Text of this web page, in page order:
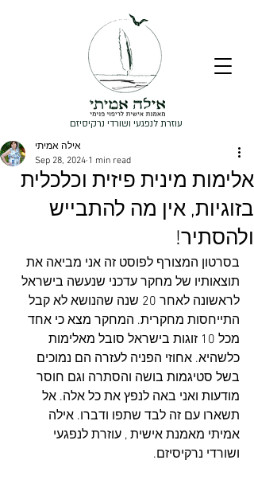
עוזרת לנפגעי ושורדי נרקיסיזם
אלימות מינית פיזית וכלכלית
בזוגיות, אין מה להתבייש
ולהסתיר!
אילה אמיתי
Sep 28, 2024 1 min read
בסרטון המצורף לפוסט זה אני מביאה את
תוצאותיו של מחקר עדכני שנעשה בישראל
לראשונה לאחר 20 שנה שהנושא לא קבל
התייחסות מחקרית. המחקר מצא כי אחד
מכל 10 זוגות בישראל סובל מאלימות
כלשהיא. אחוזי הפניה לעזרה הם נמוכים
בשל סטיגמות בושה והסתרה וגם חוסר
מודעות ואני באה לנפץ את כל אלה. אל
תשארו עם זה לבד שתפו ודברו. אילה
אמיתי מאמנת אישית , עוזרת לנפגעי
ושורדי נרקיסיזם.